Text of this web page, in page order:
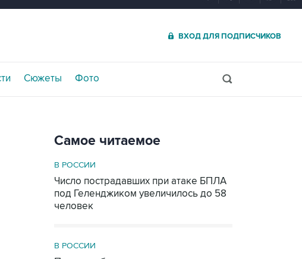
ВХОД ДЛЯ ПОДПИСЧИКОВ
Сюжеты Фото
Самое читаемое
В РОССИИ
Число пострадавших при атаке БПЛА
под Геленджиком увеличилось до 58
человек
В РОССИИ